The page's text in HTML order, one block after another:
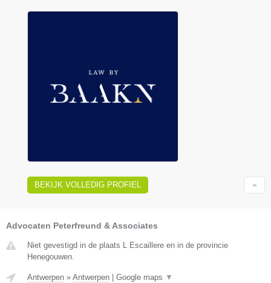
BEKIJK VOLLEDIG PROFIEL
Advocaten Peterfreund & Associates
Niet gevestigd in de plaats L Escaillere en in de provincie
Henegouwen.
Antwerpen » Antwerpen Google maps ▼